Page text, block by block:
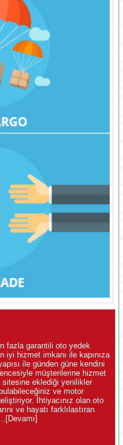
fazla garantili oto yedek
iyi hizmet imkanı ile kapınıza
ile günden güne kendini
müşterilerine hizmet
eklediği yenilikler
ve motor
İhtiyacınız olan oto
ve hayatı farklılastıran
[Devamı]